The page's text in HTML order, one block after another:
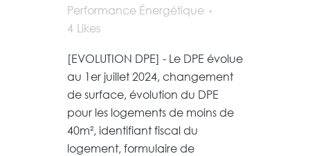
Performance Énergétique
4 Likes
[EVOLUTION DPE] - Le DPE évolue
au 1er juillet 2024, changement
de surface, évolution du DPE
pour les logements de moins de
40m², identifiant fiscal du
logement, formulaire de